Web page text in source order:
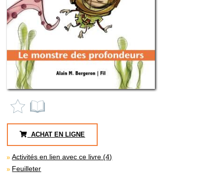
ACHAT EN LIGNE
Activités en lien avec ce livre (4)
Feuilleter